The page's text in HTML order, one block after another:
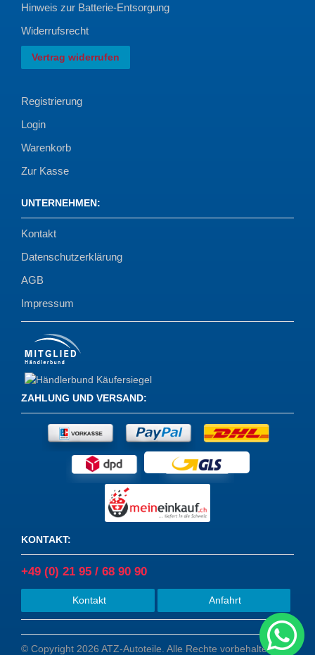
Hinweis zur Batterie-Entsorgung
Widerrufsrecht
Vertrag widerrufen
Registrierung
Login
Warenkorb
Zur Kasse
UNTERNEHMEN:
Kontakt
Datenschutzerklärung
AGB
Impressum
ZAHLUNG UND VERSAND:
KONTAKT:
+49 (0) 21 95 / 68 90 90
Kontakt Anfahrt
© Copyright 2026 ATZ-Autoteile. Alle Rechte vorbehalten.